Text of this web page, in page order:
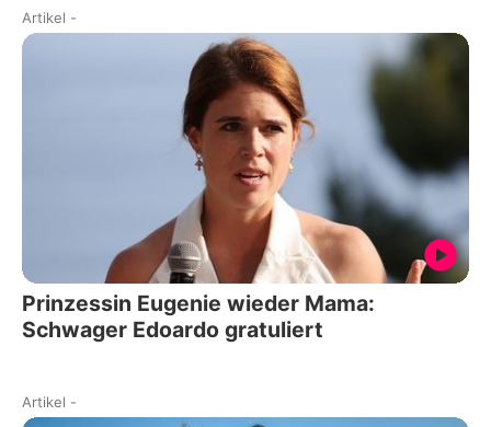
Artikel -
Prinzessin Eugenie wieder Mama:
Schwager Edoardo gratuliert
Artikel -